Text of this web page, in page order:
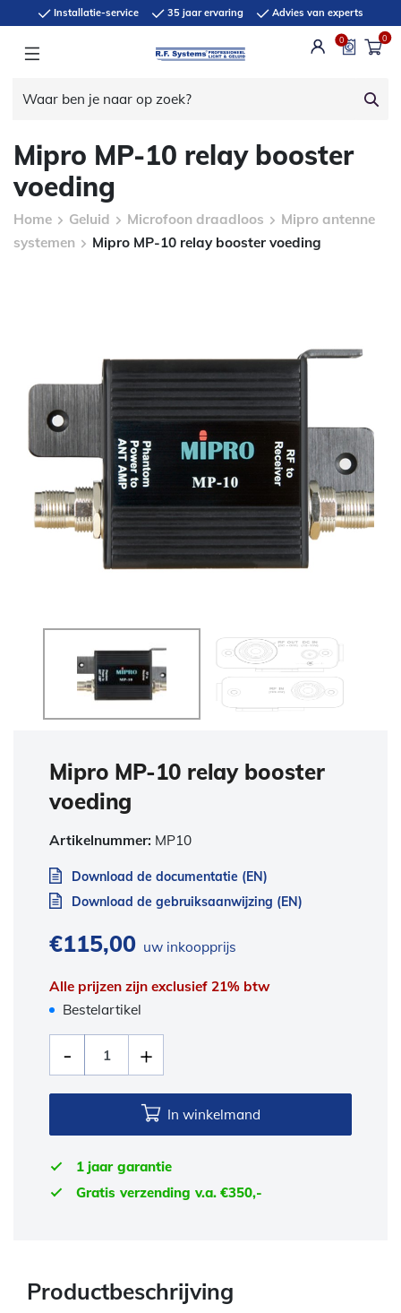
Installatie-service 35 jaar ervaring Advies van experts
0 0
Mipro MP-10 relay booster
voeding
Home Geluid Microfoon draadloos
Mipro antenne
systemen
Mipro MP-10 relay booster voeding
Mipro MP-10 relay booster
voeding
Artikelnummer: MP10
Download de documentatie (EN)
Download de gebruiksaanwijzing (EN)
€115,00 uw inkoopprijs
Alle prijzen zijn exclusief 21% btw
Bestelartikel
In winkelmand
1 jaar garantie
Gratis verzending v.a. €350,-
Productbeschrijving